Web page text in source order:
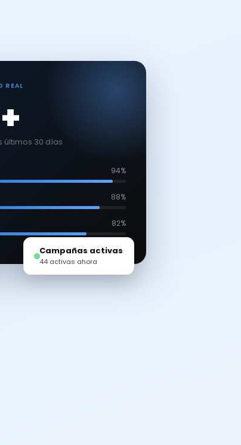
REAL
últimos 30 días
94%
88%
82%
Campañas activas
44 activas ahora